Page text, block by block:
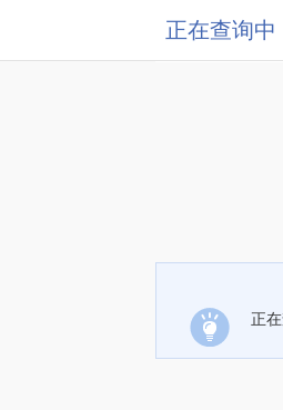
正在查询中
正